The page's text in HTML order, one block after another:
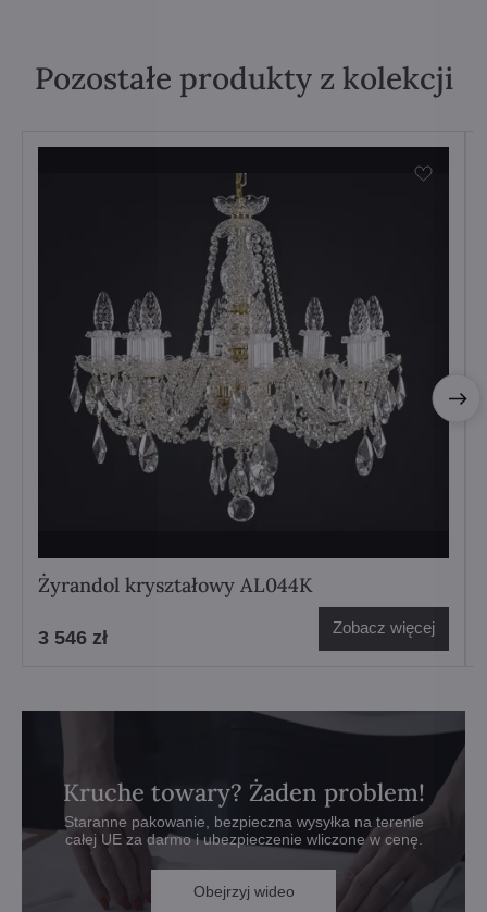
Pozostałe produkty z kolekcji
Żyrandol kryształowy AL044K
3 546 zł Zobacz więcej
Kruche towary? Żaden problem!
Staranne pakowanie, bezpieczna wysyłka na terenie
całej UE za darmo i ubezpieczenie wliczone w cenę.
Obejrzyj wideo